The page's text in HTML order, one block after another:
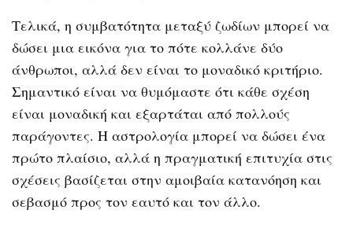
Τελικά, η συμβατότητα μεταξύ ζωδίων μπορεί να
δώσει μια εικόνα για το πότε κολλάνε δύο
άνθρωποι, αλλά δεν είναι το μοναδικό κριτήριο.
Σημαντικό είναι να θυμόμαστε ότι κάθε σχέση
είναι μοναδική και εξαρτάται από πολλούς
παράγοντες. Η αστρολογία μπορεί να δώσει ένα
πρώτο πλαίσιο, αλλά η πραγματική επιτυχία στις
σχέσεις βασίζεται στην αμοιβαία κατανόηση και
σεβασμό προς τον εαυτό και τον άλλο.